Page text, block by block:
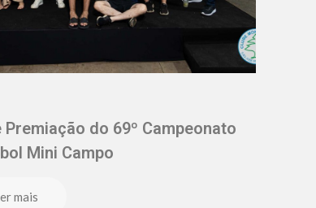
Premiação do 69º Campeonato
Mini Campo
mais